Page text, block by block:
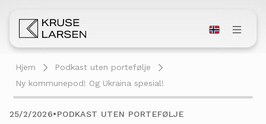
Hjem
Podkast uten portefølje
Ny kommunepod! Og Ukraina spesial!
25/2/2026•PODKAST UTEN PORTEFØLJE